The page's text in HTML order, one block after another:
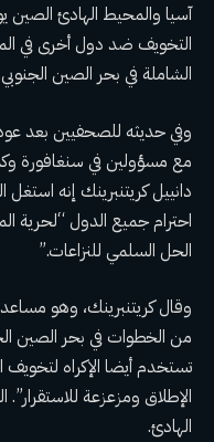
آسيا والمحيط الهادئ
التخويف ضد دول أخرى في
الشاملة في بحر الصين
وفي حديثه للصحفيين بعد
مع مسؤولين في سنغافورة
دانييل كريتنبرينك إنه
احترام جميع الدول “لحرية
الحل السلمي للنزاعات.”
وقال كريتنبرينك، وهو
من الخطوات في بحر الصين
تستخدم أيضا الإكراه
الإطلاق ومزعزعة
الهادئ.